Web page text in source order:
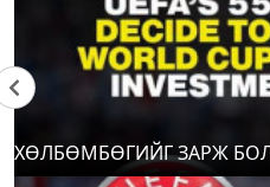
Үс шинээр
тохиромжгүй
5 өдрийн өмнө
Хөлбөмбөгийг
6 өдрийн өмнө
ХӨЛБӨМБӨГИЙГ ЗАРЖ